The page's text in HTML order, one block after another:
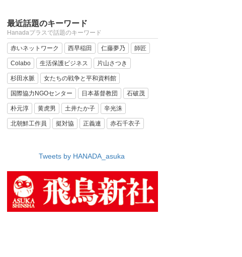
最近話題のキーワード
Hanadaプラスで話題のキーワード
赤いネットワーク 西早稲田 仁藤夢乃 師匠
Colabo 生活保護ビジネス 片山さつき
杉田水脈 女たちの戦争と平和資料館
国際協力NGOセンター 日本基督教団 石破茂
朴元淳 黄虎男 土井たか子 辛光洙
北朝鮮工作員 挺対協 正義連 赤石千衣子
Tweets by HANADA_asuka